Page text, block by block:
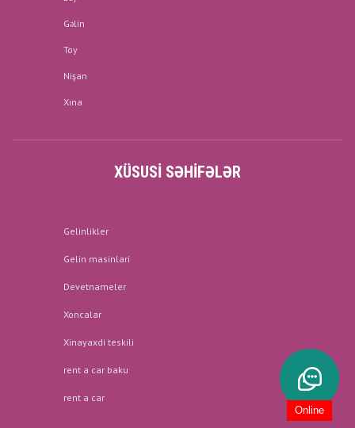
Gəlin
Toy
Nişan
Xına
XÜSUSI SƏHIFƏLƏR
Gelinlikler
Gelin masinlari
Devetnameler
Xoncalar
Xinayaxdi teskili
rent a car baku
rent a car